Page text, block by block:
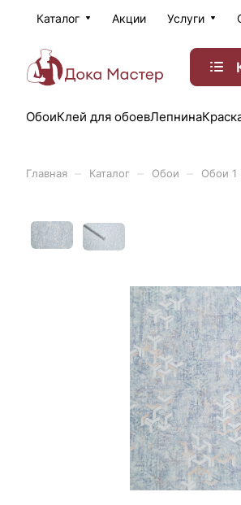
Каталог Акции Услуги
ОбоиКлей для обоевЛепнина
Главная Каталог Обои Обои 1